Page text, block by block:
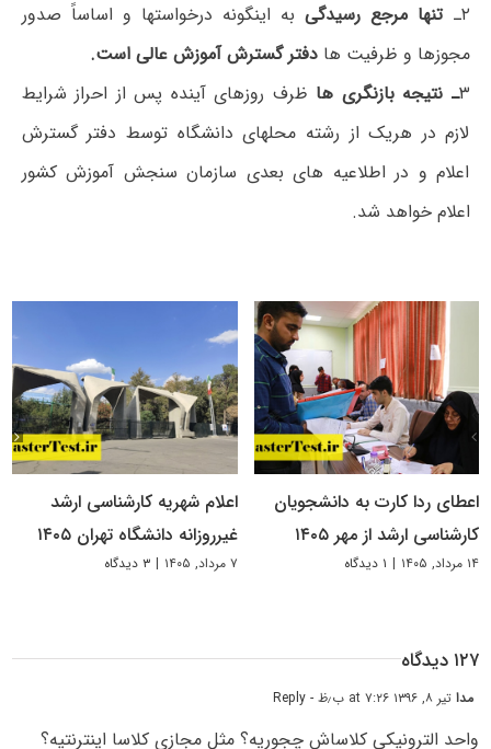
۲ـ
تنها مرجع رسیدگیبه اینگونه درخواستها و اساساً صدور
مجوزها و ظرفیت هادفتر گسترش آموزش عالی است.
۳ـ نتیجه بازنگری ها ظرف روزهای آینده پس از احراز شرایط
لازم در هریک از رشته محلهای دانشگاه توسط دفتر گسترش
اعلام و در اطلاعیه های بعدی سازمان سنجش آموزش کشور
اعلام خواهد شد.
اعطای ردا کارت به دانشجویان
کارشناسی ارشد از مهر ۱۴۰۵
۱۴ مرداد, ۱۴۰۵ | ۱ دیدگاه
اعلام شهریه کارشناسی ارشد
غیرروزانه دانشگاه تهران ۱۴۰۵
۷ مرداد, ۱۴۰۵ | ۳ دیدگاه
۱۲۷ دیدگاه
مداتیر ۸, ۱۳۹۶ at ۷:۲۶ ب٫ظ - Reply
واحد الترونیکی کلاساش چجوریه؟ مثل مجازی کلاسا اینترنتیه؟